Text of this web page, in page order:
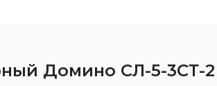
Домино СЛ-5-3СТ-2